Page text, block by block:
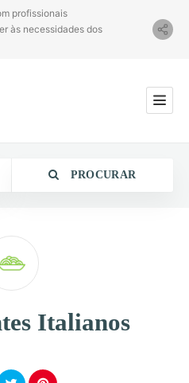
profissionais
às necessidades dos
PROCURAR
Italianos